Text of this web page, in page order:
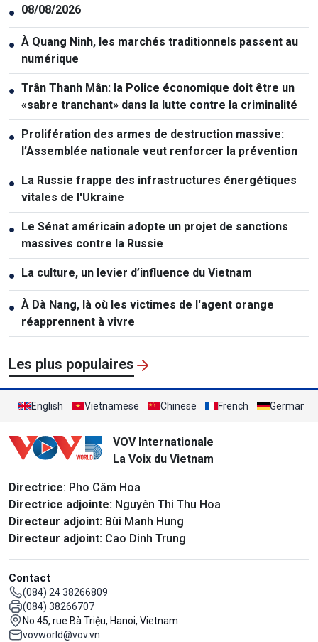
● 08/08/2026
● À Quang Ninh, les marchés traditionnels passent au
numérique
● Trân Thanh Mân: la Police économique doit être un
«sabre tranchant» dans la lutte contre la criminalité
● Prolifération des armes de destruction massive:
l’Assemblée nationale veut renforcer la prévention
● La Russie frappe des infrastructures énergétiques
vitales de l'Ukraine
● Le Sénat américain adopte un projet de sanctions
massives contre la Russie
● La culture, un levier d’influence du Vietnam
● À Dà Nang, là où les victimes de l'agent orange
réapprennent à vivre
Les plus populaires
English Vietnamese Chinese French German
VOV Internationale
La Voix du Vietnam
Directrice: Pho Câm Hoa
Directrice adjointe: Nguyên Thi Thu Hoa
Directeur adjoint: Bùi Manh Hung
Directeur adjoint: Cao Dinh Trung
Contact
(084) 24 38266809
(084) 38266707
No 45, rue Bà Triệu, Hanoi, Vietnam
vovworld@vov.vn